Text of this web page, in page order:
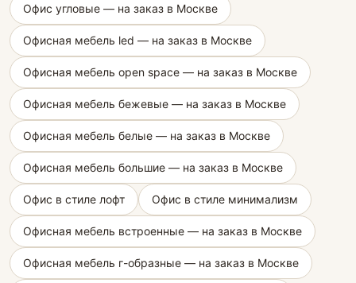
Офис угловые — на заказ в Москве
Офисная мебель led — на заказ в Москве
Офисная мебель open space — на заказ в Москве
Офисная мебель бежевые — на заказ в Москве
Офисная мебель белые — на заказ в Москве
Офисная мебель большие — на заказ в Москве
Офис в стиле лофт Офис в стиле минимализм
Офисная мебель встроенные — на заказ в Москве
Офисная мебель г-образные — на заказ в Москве